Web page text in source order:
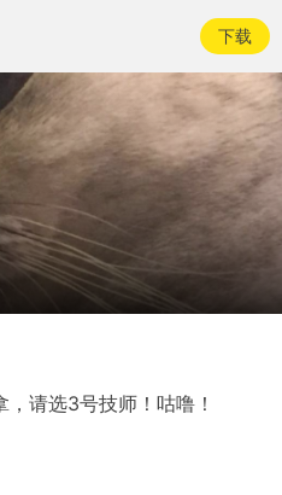
下载
，请选3号技师！咕噜！